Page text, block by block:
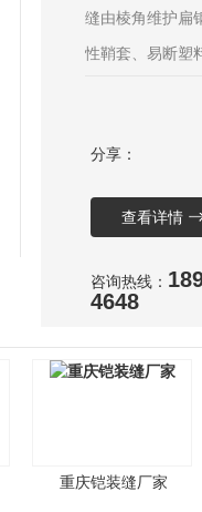
缝由棱角维护扁
性鞘套、易断塑
性，防止发生
通过易断塑料螺
离焊接了抗剪锚
分享：
查看详情
咨询热线：
4648
重庆铠装缝厂家